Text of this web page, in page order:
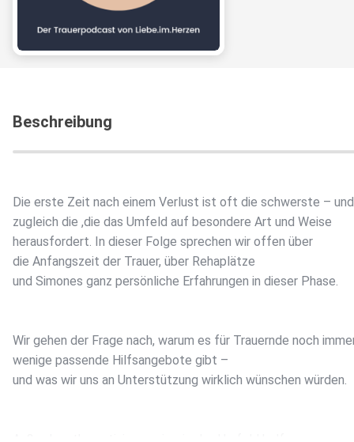
Beschreibung
Die erste Zeit nach einem Verlust ist oft die schwerste – und
zugleich die ,die das Umfeld auf besondere Art und Weise
herausfordert. In dieser Folge sprechen wir offen über
die Anfangszeit der Trauer, über Rehaplätze
und Simones ganz persönliche Erfahrungen in dieser Phase.
Wir gehen der Frage nach, warum es für Trauernde noch
wenige passende Hilfsangebote gibt –
und was wir uns an Unterstützung wirklich wünschen würden.